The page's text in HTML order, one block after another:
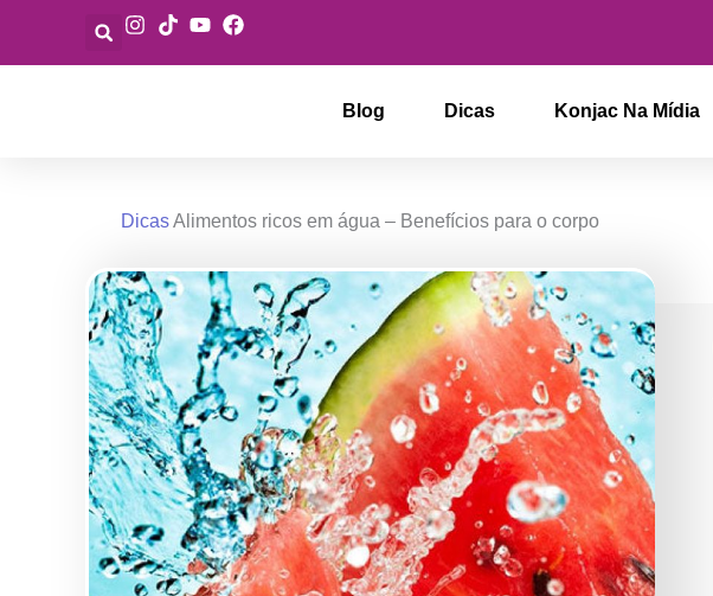
Blog Dicas Konjac Na Mídia
DicasAlimentos ricos em água – Benefícios para o corpo